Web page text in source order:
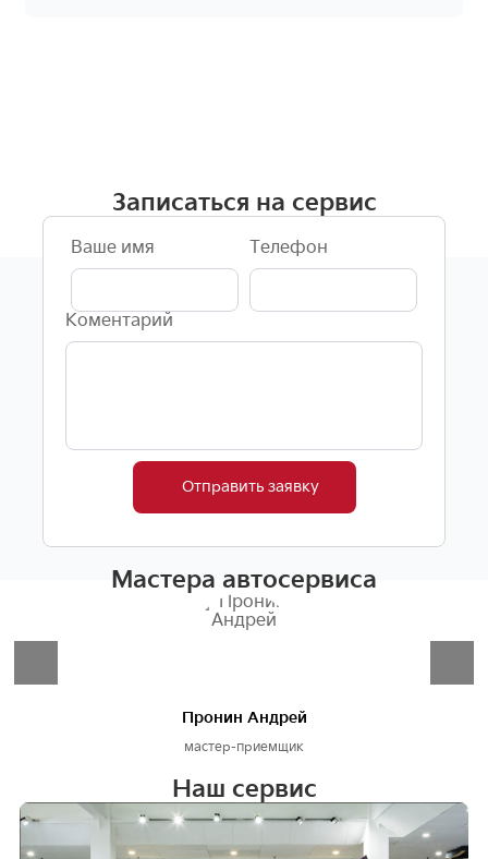
Записаться на сервис
Ваше имя Телефон
Коментарий
Отправить заявку
Мастера автосервиса
Пронин Андрей
мастер-приемщик
Наш сервис